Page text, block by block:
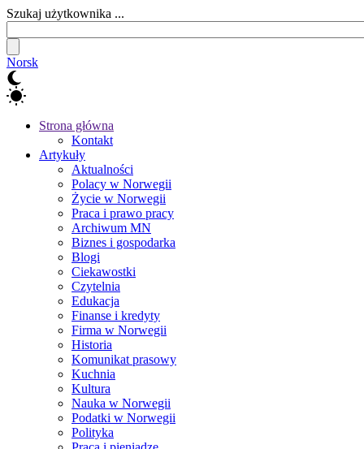
Szukaj użytkownika ...
Norsk
Strona główna
Kontakt
Artykuły
Aktualności
Polacy w Norwegii
Życie w Norwegii
Praca i prawo pracy
Archiwum MN
Biznes i gospodarka
Blogi
Ciekawostki
Czytelnia
Edukacja
Finanse i kredyty
Firma w Norwegii
Historia
Komunikat prasowy
Kuchnia
Kultura
Nauka w Norwegii
Podatki w Norwegii
Polityka